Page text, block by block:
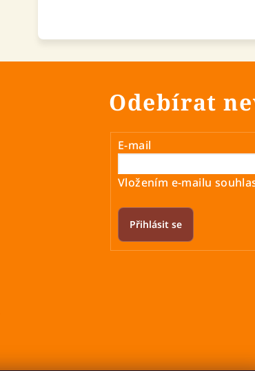
Odebírat
E-mail
Vložením e-mailu
Přihlásit se